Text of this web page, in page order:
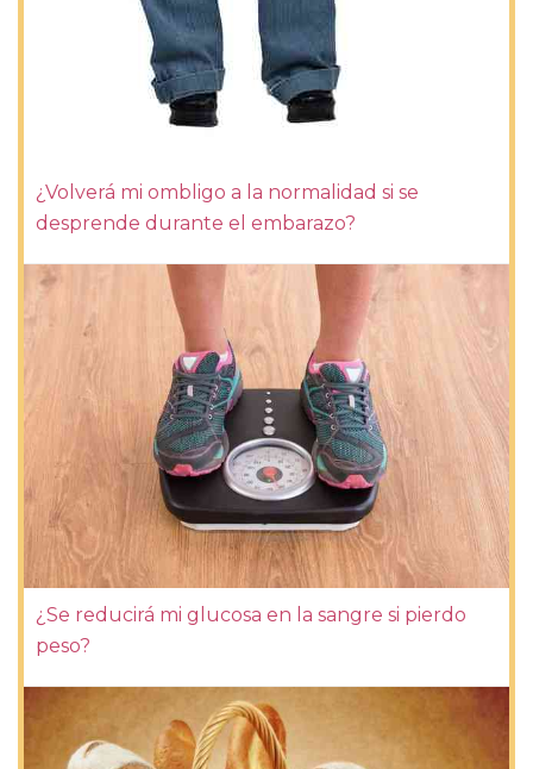
¿Volverá mi ombligo a la normalidad si se
desprende durante el embarazo?
¿Se reducirá mi glucosa en la sangre si pierdo
peso?